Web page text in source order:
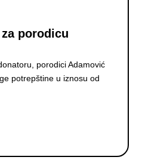
porodicu
porodici Adamović
potrepštine u iznosu od